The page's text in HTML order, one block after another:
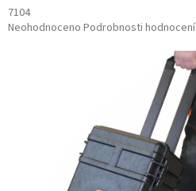
7104
Průměrné
Neohodnoceno Podrobnosti hodnocení